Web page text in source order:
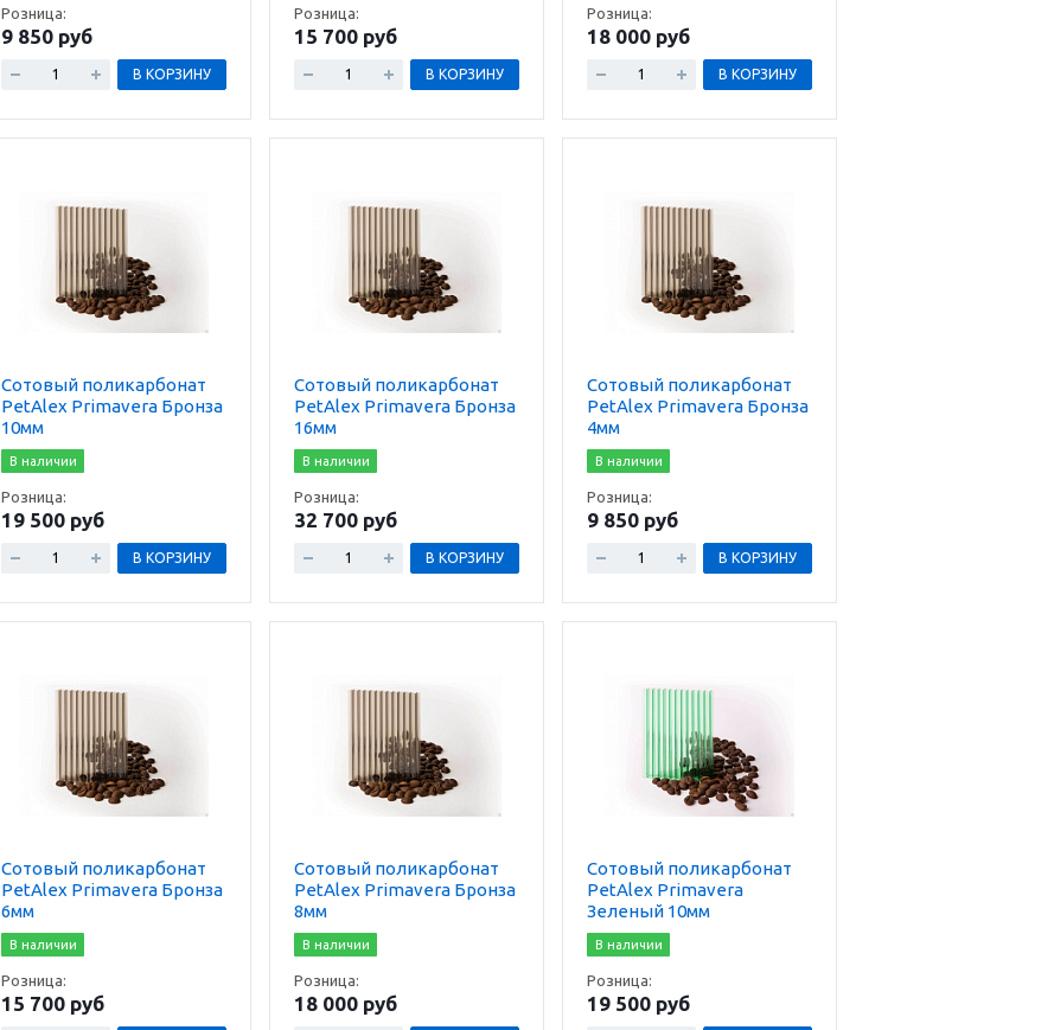
Розница:
9 850 руб
В КОРЗИНУ
Розница:
15 700 руб
В КОРЗИНУ
Розница:
18 000 руб
В КОРЗИНУ
Сотовый поликарбонат
PetAlex Primavera Бронза
10мм
В наличии
Розница:
19 500 руб
В КОРЗИНУ
Сотовый поликарбонат
PetAlex Primavera Бронза
16мм
В наличии
Розница:
32 700 руб
В КОРЗИНУ
Сотовый поликарбонат
PetAlex Primavera Бронза
4мм
В наличии
Розница:
9 850 руб
В КОРЗИНУ
Сотовый поликарбонат
PetAlex Primavera Бронза
6мм
В наличии
Розница:
15 700 руб
Сотовый поликарбонат
PetAlex Primavera Бронза
8мм
В наличии
Розница:
18 000 руб
Сотовый поликарбонат
PetAlex Primavera
Зеленый 10мм
В наличии
Розница:
19 500 руб